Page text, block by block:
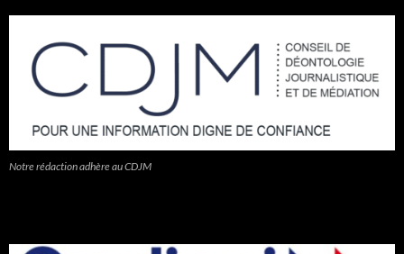
Notre rédaction adhère au CDJM